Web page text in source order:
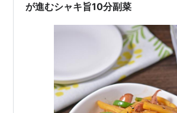
が進むシャキ旨10分副菜